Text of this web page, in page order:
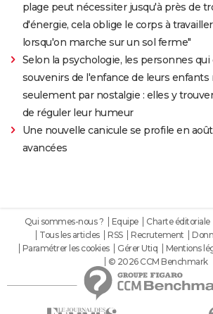
plage peut nécessiter jusqu'à près de
d'énergie, cela oblige le corps à
lorsqu'on marche sur un sol ferme"
Selon la psychologie, les personnes
souvenirs de l'enfance de leurs enfants
seulement par nostalgie : elles y
de réguler leur humeur
Une nouvelle canicule se profile en
avancées
Qui sommes-nous ? Equipe Charte éditoriale
Tous les articles
RSS Recrutement
Paramétrer les cookies
Gérer Utiq Mentions
© 2026 CCM Benchmark